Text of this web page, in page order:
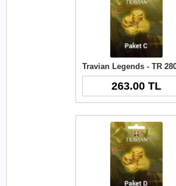
263.00 TL